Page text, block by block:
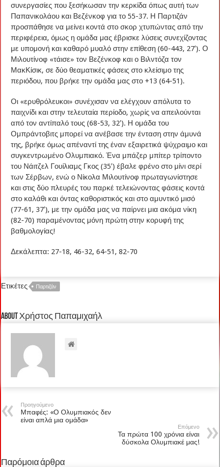
συνεργασίες που ξεσήκωσαν την κερκίδα όπως αυτή των
Παπανικολάου και Βεζένκοφ για το 55-37. Η Παρτιζάν
προσπάθησε να μείνει κοντά στο σκορ χτυπώντας από την
περιφέρεια, όμως η ομάδα μας έβρισκε λύσεις συνεχίζοντας
με υπομονή και καθαρό μυαλό στην επίθεση (60-443, 27′). Ο
Μιλουτίνοφ «τάισε» τον Βεζένκοφ και ο Βιλντόζα τον
ΜακΚίσικ, σε δύο θεαματικές φάσεις στο κλείσιμο της
περιόδου, που βρήκε την ομάδα μας στο +13 (64-51).
Οι «ερυθρόλευκοι» συνέχισαν να ελέγχουν απόλυτα το
παιχνίδι και στην τελευταία περίοδο, χωρίς να απειλούνται
από τον αντίπαλό τους (68-53, 32′). Η ομάδα του
Ομπράντοβιτς μπορεί να ανέβασε την ένταση στην άμυνά
της, βρήκε όμως απέναντί της έναν εξαιρετικά ψύχραιμο και
συγκεντρωμένο Ολυμπιακό. Ένα μπάζερ μπίτερ τρίποντο
του Νάιτζελ Γουίλιαμς Γκος (35′) έβαλε φρένο στο μίνι σερί
των Σέρβων, ενώ ο Νίκολα Μιλουτίνοφ πρωταγωνίστησε
και στις δύο πλευρές του παρκέ τελειώνοντας φάσεις κοντά
στο καλάθι και όντας καθοριστικός και στο αμυντικό μισό
(77-61, 37′), με την ομάδα μας να παίρνει μια ακόμα νίκη
(82-70) παραμένοντας μόνη πρώτη στην κορυφή της
βαθμολογίας!
Δεκάλεπτα: 27-18, 46-32, 64-51, 82-70
Ετικέτες Παρτιζάν
About Χρήστος Παπαμιχαήλ
Προηγούμενο
Μπαφές: «Ο Ολυμπιακός δεν
είναι απλά μια ομάδα»
Επόμενο
Τα πρώτα 100 χρόνια είναι
δύσκολα Ολυμπιακέ μας!
Παρόμοια άρθρα